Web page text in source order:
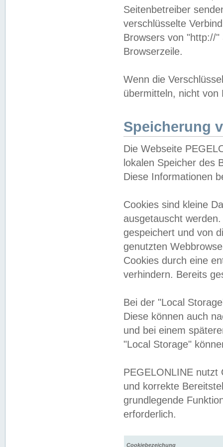
Seitenbetreiber
verschlüsselte
Browsers von "http://
Browserzeile.
Wenn die
übermitteln, nicht von
Speicherung
Die Webseite
lokalen Speicher des
Diese Informationen
Cookies sind kleine
ausgetauscht
gespeichert und von
genutzten
Cookies durch eine
verhindern. Bereits
Bei der "Local
Diese können auch
und bei einem
"Local Storage"
PEGELONLINE nutzt
und korrekte
grundlegende
erforderlich.
Cookiebezeichung